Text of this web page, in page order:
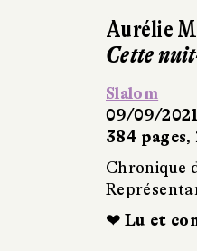
Aurélie
Cette
Slalom
09/09/2021
384 pages,
Chronique
❤ Lu et